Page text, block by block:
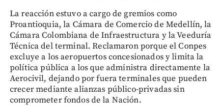
La reacción estuvo a cargo de gremios como
Proantioquia, la Cámara de Comercio de Medellín, la
Cámara Colombiana de Infraestructura y la Veeduría
Técnica del terminal. Reclamaron porque el Conpes
excluye a los aeropuertos concesionados y limita la
política pública a los que administra directamente la
Aerocivil, dejando por fuera terminales que pueden
crecer mediante alianzas público-privadas sin
comprometer fondos de la Nación.